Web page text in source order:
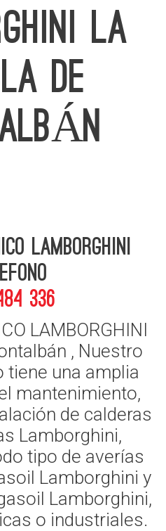
LA
DE
Lamborghini
336
LAMBORGHINI
, Nuestro
tiene una amplia
mantenimiento,
de calderas
Lamborghini,
tipo de averías
Lamborghini y
Lamborghini,
o industriales.